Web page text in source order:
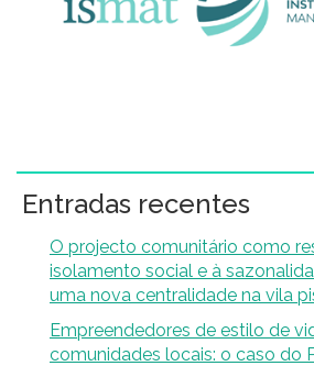
Entradas recentes
O projecto comunitário como
isolamento social e à
uma nova centralidade na vila
Empreendedores de estilo de
comunidades locais: o caso do